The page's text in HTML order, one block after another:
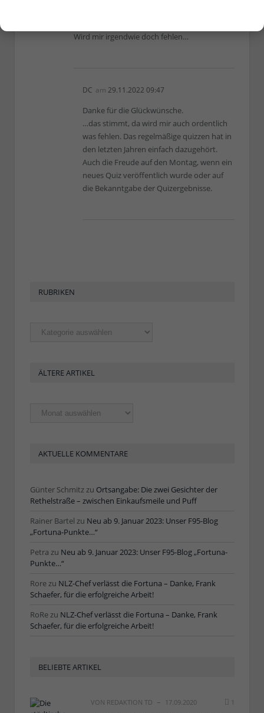
Wird mir irgendwie doch fehlen…
DC am 29.11.2022 09:47
Danke für die Glückwünsche.
…das stimmt, da wird mir auch ordentlich
was fehlen. Das regelmäßige quizzen hat in
den letzten Jahren einfach dazugehört.
Auch die Freude auf den Montag, wenn ein
neues Quiz veröffentlich wurde oder auf
die Bekanntgabe der Quizergebnisse.
RUBRIKEN
Rubriken
ÄLTERE ARTIKEL
Ältere
Artikel
AKTUELLE KOMMENTARE
Günter Schmitzzu Ortsangabe: Die zwei Gesichter der
Rethelstraße – zwischen Einkaufsmeile und Puff
Rainer Bartel zu Neu ab 9. Januar 2023: Unser F95-Blog
„Fortuna-Punkte…“
Petra zu Neu ab 9. Januar 2023: Unser F95-Blog „Fortuna-
Punkte…“
Rorezu NLZ-Chef verlässt die Fortuna – Danke, Frank
Schaefer, für die erfolgreiche Arbeit!
RoRezu NLZ-Chef verlässt die Fortuna – Danke, Frank
Schaefer, für die erfolgreiche Arbeit!
BELIEBTE ARTIKEL
VON REDAKTION TD 17.09.2020 1